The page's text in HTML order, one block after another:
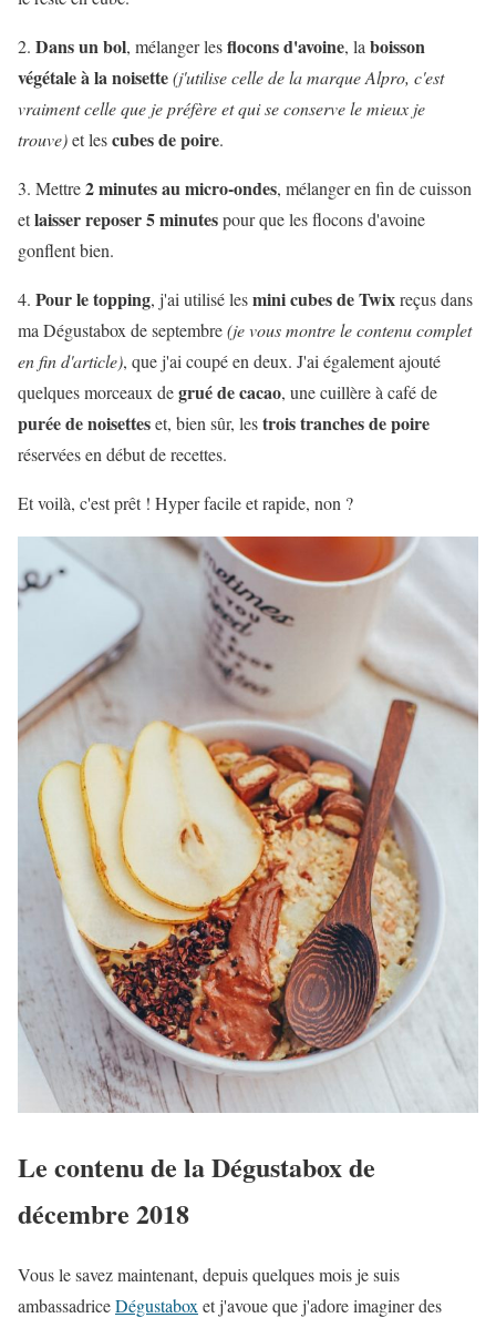
2. Dans un bol, mélanger lesflocons d'avoine, la boisson
végétale à la noisette(j'utilise celle de la marque Alpro, c'est
vraiment celle que je préfère et qui se conserve le mieux je
trouve)et lescubes de poire.
3. Mettre2 minutes au micro-ondes, mélanger en fin de cuisson
etlaisser reposer 5 minutespour que les flocons d'avoine
gonflent bien.
4. Pour le topping, j'ai utilisé lesmini cubes de Twixreçus dans
ma Dégustabox de septembre(je vous montre le contenu complet
en fin d'article), que j'ai coupé en deux. J'ai également ajouté
quelques morceaux degrué de cacao, une cuillère à café de
purée de noisetteset, bien sûr, lestrois tranches de poire
réservées en début de recettes.
Et voilà, c'est prêt ! Hyper facile et rapide, non ?
Le contenu de la Dégustabox de
décembre 2018
Vous le savez maintenant, depuis quelques mois je suis
ambassadriceDégustabox et j'avoue que j'adore imaginer des